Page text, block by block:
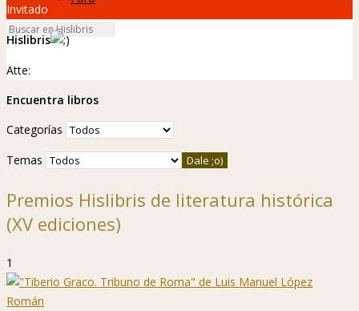
Invitado
Hislibris
Atte:
Encuentra libros
Categorías
Temas
Premios Hislibris de literatura histórica
(XV ediciones)
1